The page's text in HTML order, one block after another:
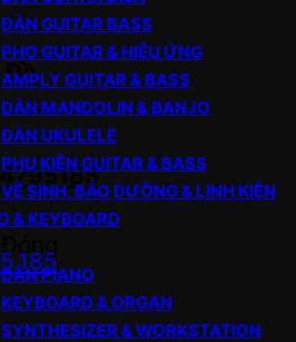
Đồ
ĐÀN GUITAR BASS
PHƠ GUITAR & HIỆU ỨNG
AMPLY GUITAR & BASS
ĐÀN MANDOLIN & BANJO
ĐÀN UKULELE
PHỤ KIỆN GUITAR & BASS
VỆ SINH, BẢO DƯỠNG & LINH KIỆN
& KEYBOARD
ĐÀN PIANO
KEYBOARD & ORGAN
SYNTHESIZER & WORKSTATION